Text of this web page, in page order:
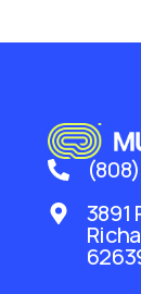
3891